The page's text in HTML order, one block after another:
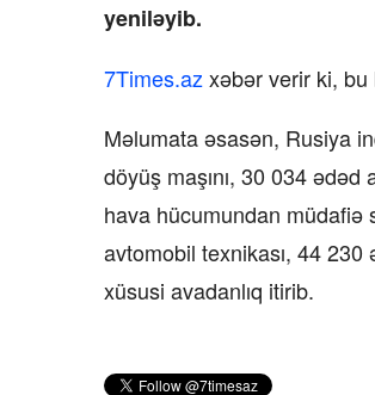
yeniləyib.
7Times.az xəbər verir ki, bu
Məlumata əsasən, Rusiya
döyüş maşını, 30 034
hava hücumundan müdafiə
avtomobil texnikası, 44 230
xüsusi avadanlıq itirib.